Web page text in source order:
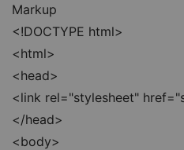
Markup
<!DOCTYPE html>
<html>
<head>
<link rel="stylesheet"
</head>
<body>